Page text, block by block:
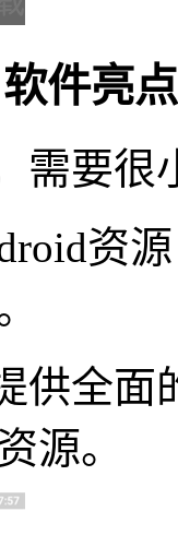
件亮
需要
资
供全
源。